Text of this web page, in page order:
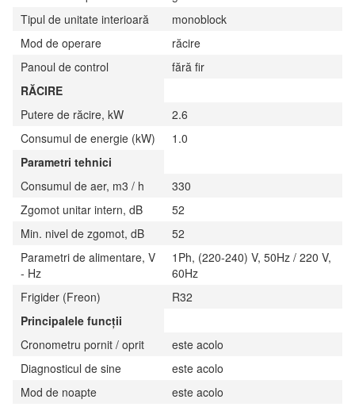
Tipul de unitate interioară
monoblock
Mod de operare
răcire
Panoul de control
fără fir
RĂCIRE
Putere de răcire, kW
2.6
Consumul de energie (kW)
1.0
Parametri tehnici
Consumul de aer, m3 / h
330
Zgomot unitar intern, dB
52
Min. nivel de zgomot, dB
52
Parametri de alimentare, V
- Hz
1Ph, (220-240) V, 50Hz / 220 V,
60Hz
Frigider (Freon)
R32
Principalele funcții
Cronometru pornit / oprit
este acolo
Diagnosticul de sine
este acolo
Mod de noapte
este acolo